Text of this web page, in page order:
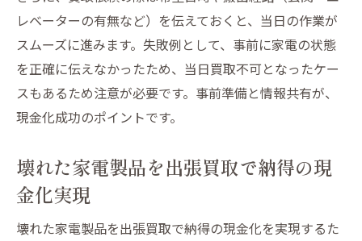
レベーターの有無など）を伝えておくと、当日の作業が
スムーズに進みます。失敗例として、事前に家電の状態
を正確に伝えなかったため、当日買取不可となったケー
スもあるため注意が必要です。事前準備と情報共有が、
現金化成功のポイントです。
壊れた家電製品を出張買取で納得の現
金化実現
壊れた家電製品を出張買取で納得の現金化を実現するた